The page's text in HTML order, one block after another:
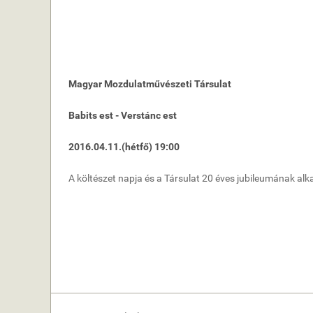
Magyar Mozdulatművészeti Társulat
Babits est - Verstánc est
2016.04.11.(hétfő) 19:00
A költészet napja és a Társulat 20 éves jubileumának